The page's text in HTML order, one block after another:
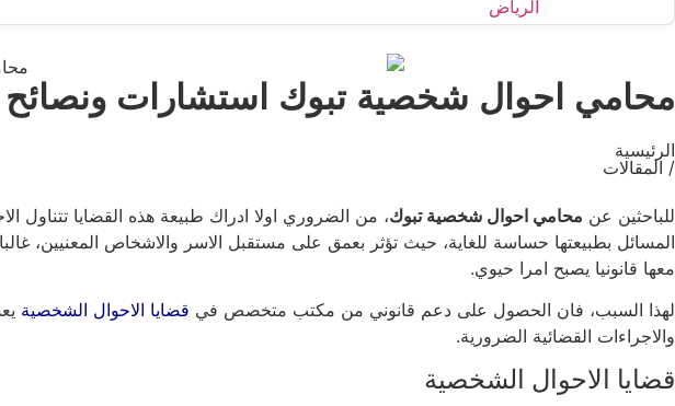
محامي احوال شخصية تبوك استشارات
الرئيسية
/ المقالات
للباحثين عن محامي احوال شخصية تبوك، من الضروري اولا ادراك طبيعة هذه القضايا تتناول
المسائل بطبيعتها حساسة للغاية، حيث تؤثر بعمق على مستقبل الاسر والاشخاص المعنيين،
معها قانونيا يصبح امرا حيوي.
لهذا السبب، فان الحصول على دعم قانوني من مكتب متخصص في قضايا الاحوال الشخصية
والاجراءات القضائية الضرورية.
قضايا الاحوال الشخصية